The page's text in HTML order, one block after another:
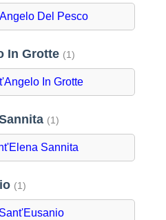
Del Pesco
In Grotte (1)
In Grotte
(1)
Sannita
(1)